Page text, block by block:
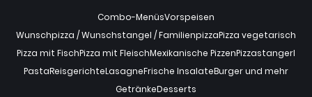
Combo-MenüsVorspeisen
Wunschpizza / Wunschstangel / FamilienpizzaPizza vegetarisch
Pizza mit FischPizza mit FleischMexikanische PizzenPizzastangerl
PastaReisgerichteLasagneFrische InsalateBurger und mehr
GetränkeDesserts